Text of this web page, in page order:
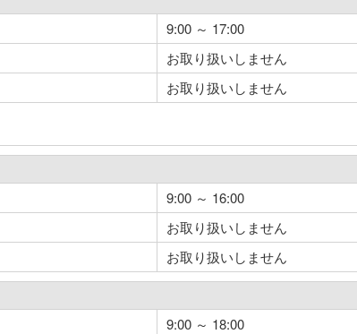
9:00 ～ 17:00
お取り扱いしません
お取り扱いしません
9:00 ～ 16:00
お取り扱いしません
お取り扱いしません
9:00 ～ 18:00